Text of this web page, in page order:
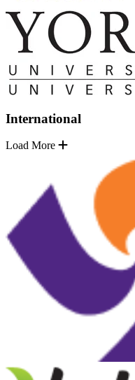
International
Load More